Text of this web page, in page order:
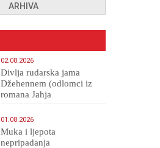
ARHIVA
02.08.2026
Divlja rudarska jama
Džehennem (odlomci iz
romana Jahja
01.08.2026
Muka i ljepota
nepripadanja